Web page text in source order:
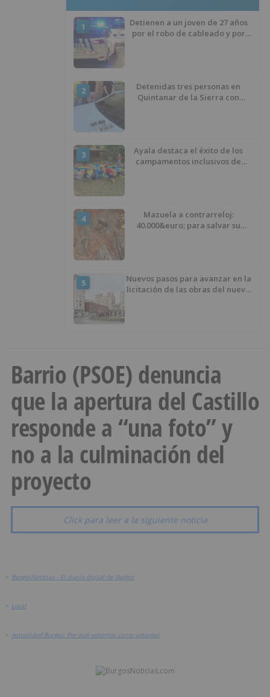
1
Detienen a un joven de 27 años
por el robo de cableado y por
2
Detenidas tres personas en
Quintanar de la Sierra con
3
Ayala destaca el éxito de los
campamentos inclusivos de
4
Mazuela a contrarreloj:
40.000&euro; para salvar su
5
Nuevos pasos para avanzar en la
licitación de las obras del nuevo
Barrio (PSOE) denuncia
que la apertura del Castillo
responde a “una foto” y
no a la culminación del
proyecto
Click para leer a la siguiente noticia
> BurgosNoticias - El diario digital de Burgos
> Local
> Actualidad Burgos: Por qué votamos como votamos